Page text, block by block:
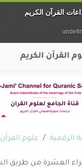
الرقمية
علوم
العشرة من طريق
القرآن الكريم